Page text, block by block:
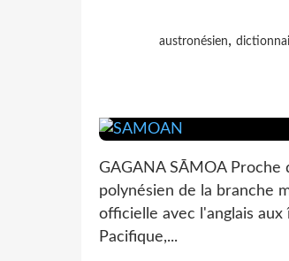
austronésien,
GAGANA SĀMOA
polynésien de la branche
officielle avec l'anglais aux
Pacifique,...